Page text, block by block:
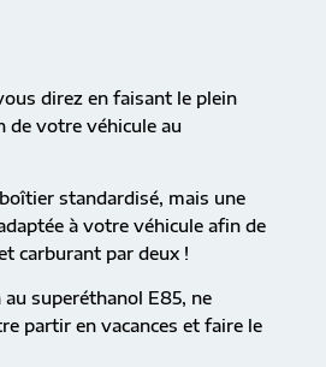
direz en faisant le plein
de votre véhicule au
standardisé, mais une
à votre véhicule afin de
carburant par deux !
superéthanol E85, ne
partir en vacances et faire le